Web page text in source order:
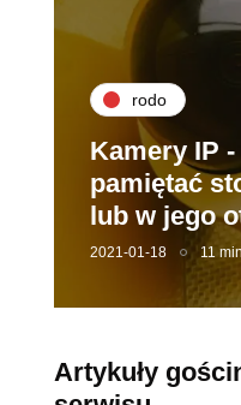
rodo
Kamery IP
pamiętać
lub w jego
2021-01-18 11
Artykuły